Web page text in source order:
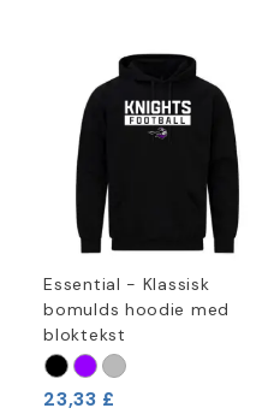
Essential - Klassisk
bomulds hoodie med
bloktekst
23,33 £